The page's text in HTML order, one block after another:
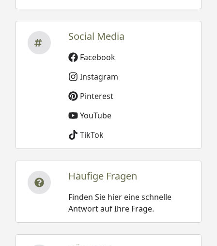
Social Media
Facebook
Instagram
Pinterest
YouTube
TikTok
Häufige Fragen
Finden Sie hier eine schnelle
Antwort auf Ihre Frage.